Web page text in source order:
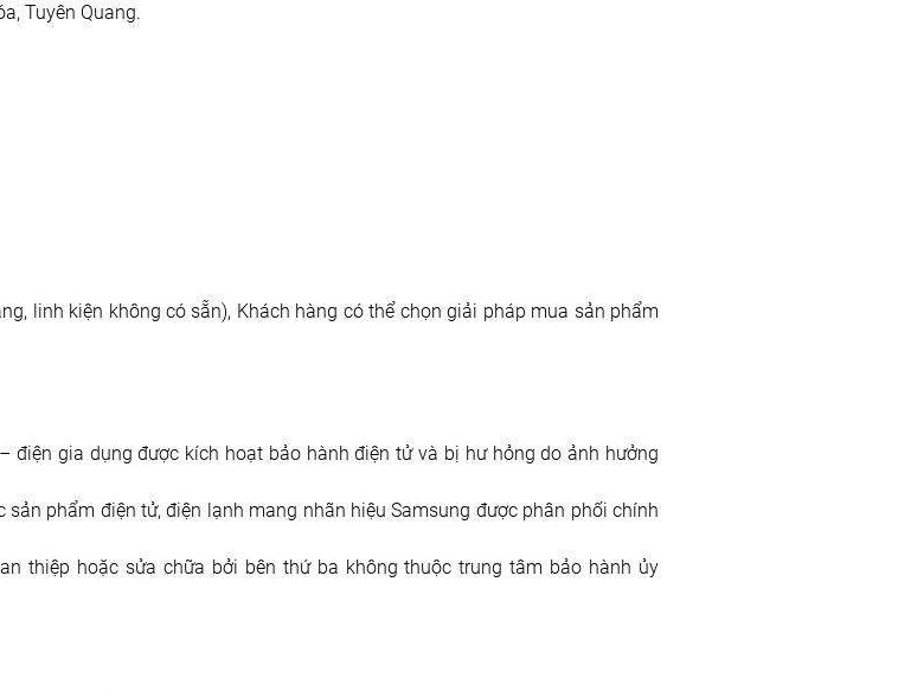
Tuyên Quang.
linh kiện không có sẵn), Khách hàng có thể chọn giải pháp mua sản phẩm
điện gia dụng được kích hoạt bảo hành điện tử và bị hư hỏng do ảnh hưởng
phẩm điện tử, điện lạnh mang nhãn hiệu Samsung được phân phối chính
thiệp hoặc sửa chữa bởi bên thứ ba không thuộc trung tâm bảo hành ủy